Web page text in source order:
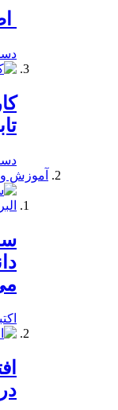
آموزش
اکتبر